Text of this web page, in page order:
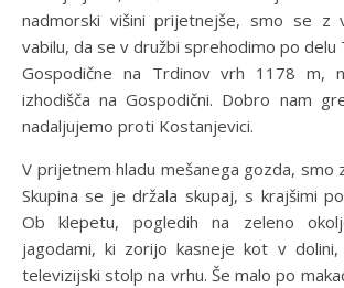
nadmorski višini prijetnejše, smo se z
vabilu, da se v družbi sprehodimo po
Gospodične na Trdinov vrh 1178 m,
izhodišča na Gospodični. Dobro nam
nadaljujemo proti Kostanjevici.
V prijetnem hladu mešanega gozda, smo
Skupina se je držala skupaj, s krajšimi
Ob klepetu, pogledih na zeleno
jagodami, ki zorijo kasneje kot v dolini,
televizijski stolp na vrhu. Še malo po